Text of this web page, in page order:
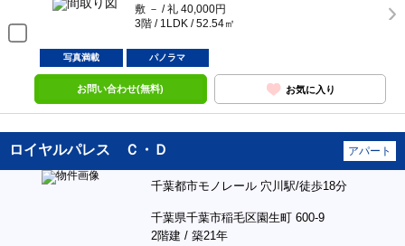
敷 － / 礼 40,000円
3階 / 1LDK / 52.54㎡
写真満載 パノラマ
お問い合わせ(無料) お気に入り
ロイヤルパレス Ｃ・Ｄ アパート
千葉都市モノレール 穴川駅/徒歩18分
千葉県千葉市稲毛区園生町 600-9
2階建 / 築21年